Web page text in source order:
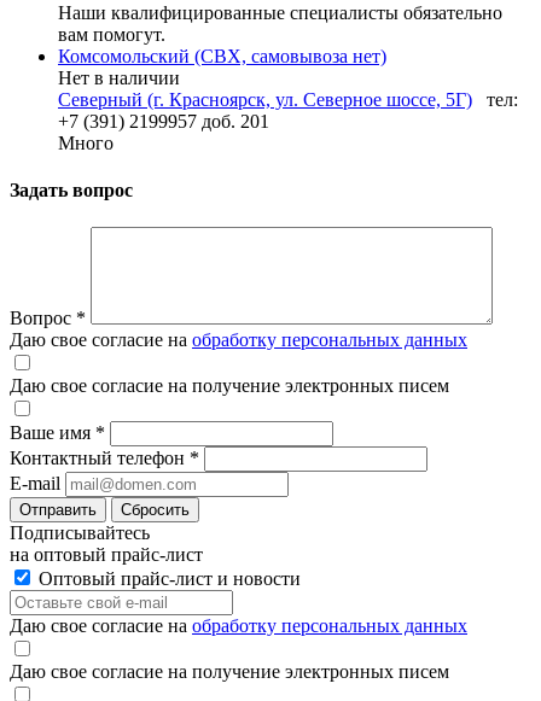
Наши квалифицированные специалисты обязательно
вам помогут.
Комсомольский (СВХ, самовывоза нет)
Нет в наличии
Северный (г. Красноярск, ул. Северное шоссе, 5Г)
тел:
+7 (391) 2199957 доб. 201
Много
Задать вопрос
Вопрос *
Даю свое согласие на обработку персональных данных
Даю свое согласие на получение электронных писем
Ваше имя *
Контактный телефон *
E-mail
Отправить Сбросить
Подписывайтесь
на оптовый прайс-лист
Оптовый прайс-лист и новости
Даю свое согласие на обработку персональных данных
Даю свое согласие на получение электронных писем